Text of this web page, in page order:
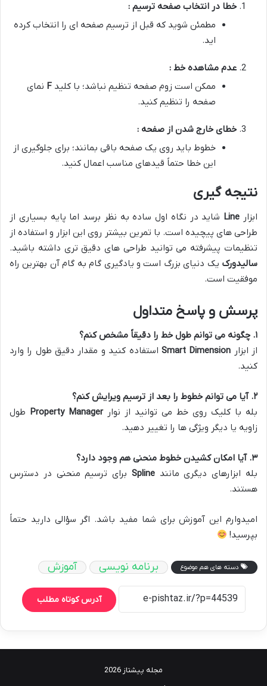
خطا در انتخاب صفحه ترسیم :
مطمئن شوید که قبل از ترسیم صفحه ای را انتخاب کرده
اید.
عدم مشاهده خط :
ممکن است زوم صفحه تنظیم نباشد؛ با کلید F نمای
صفحه را تنظیم کنید.
خطای خارج شدن از صفحه :
خطوط باید روی یک صفحه باقی بمانند؛ برای جلوگیری از
این خطا حتماً قیدهای مناسب اعمال کنید.
نتیجه گیری
ابزار Line شاید در نگاه اول ساده به نظر برسد اما پایه بسیاری از
طراحی های پیچیده است. با تمرین بیشتر روی این ابزار و استفاده از
تنظیمات پیشرفته می توانید طراحی های دقیق تری داشته باشید.
سالیدورک یک دنیای بزرگ است و یادگیری گام به گام آن بهترین راه
موفقیت است.
پرسش و پاسخ متداول
۱. چگونه می توانم طول خط را دقیقاً مشخص کنم؟
از ابزار Smart Dimension استفاده کنید و مقدار دقیق طول را وارد
کنید.
۲.آیا می توانم خطوط را بعد از ترسیم ویرایش کنم؟
بله با کلیک روی خط می توانید از نوارProperty Manager طول
زاویه یا دیگر ویژگی ها را تغییر دهید.
۳.آیا امکان کشیدن خطوط منحنی هم وجود دارد؟
بله ابزارهای دیگری مانندSpline برای ترسیم منحنی در دسترس
هستند.
امیدوارم این آموزش برای شما مفید باشد. اگر سؤالی دارید حتماً
بپرسید!
دسته های هم موضوع برنامه نویسی آموزش
آدرس کوتاه مطلب
مجله پیشتاز 2026